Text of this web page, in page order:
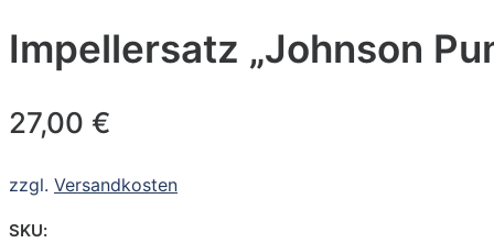
Impellersatz „Johnson
27,00 €
zzgl. Versandkosten
SKU: